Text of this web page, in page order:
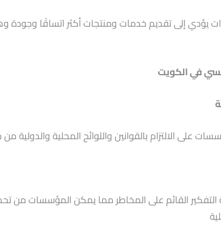
يؤدي إلى تقديم خدمات ومنتجات أكثر اتساقًا وجودة
في الكويت
على الالتزام بالقوانين واللوائح المحلية والدولية
التفكير القائم على المخاطر مما يمكن المؤسسات من